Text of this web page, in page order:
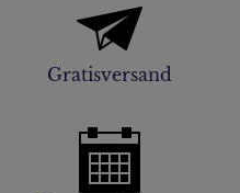
Gratisversand